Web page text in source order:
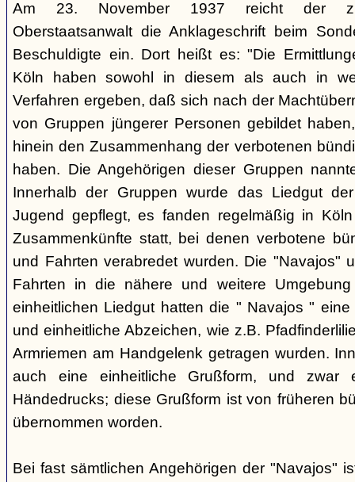
Am 23. November 1937 reicht der
Oberstaatsanwalt die Anklageschrift beim
Beschuldigte ein. Dort heißt es: "Die
Köln haben sowohl in diesem als auch in
Verfahren ergeben, daß sich nach der
von Gruppen jüngerer Personen gebildet
hinein den Zusammenhang der verbotenen
haben. Die Angehörigen dieser Gruppen
Innerhalb der Gruppen wurde das Liedgut
Jugend gepflegt, es fanden regelmäßig in
Zusammenkünfte statt, bei denen verbotene
und Fahrten verabredet wurden. Die "Navajos"
Fahrten in die nähere und weitere
einheitlichen Liedgut hatten die " Navajos "
und einheitliche Abzeichen, wie z.B.
Armriemen am Handgelenk getragen wurden.
auch eine einheitliche Grußform, und zwar
Händedrucks; diese Grußform ist von früheren
übernommen worden.
Bei fast sämtlichen Angehörigen der "Navajos"